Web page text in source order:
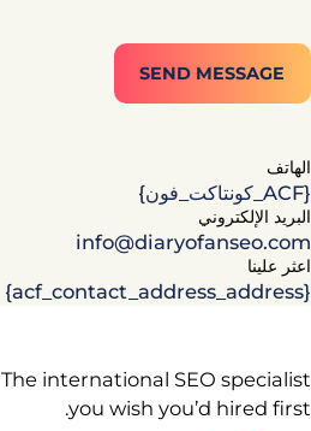
SEND MESSAGE
الهاتف
{ACF_كونتاكت_فون}
البريد الإلكتروني
info@diaryofanseo.com
اعثر علينا
{acf_contact_address_address}
The international SEO specialist
you wish you’d hired first.